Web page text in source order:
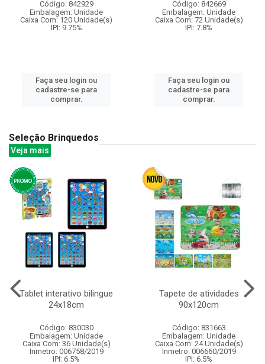
Código: 842929
Embalagem: Unidade
Caixa Com: 120 Unidade(s)
IPI: 9.75%
Faça seu login ou
cadastre-se para
comprar.
Código: 842669
Embalagem: Unidade
Caixa Com: 72 Unidade(s)
IPI: 7.8%
Faça seu login ou
cadastre-se para
comprar.
Seleção Brinquedos
Veja mais
Tablet interativo bilingue
24x18cm
Código: 830030
Embalagem: Unidade
Caixa Com: 36 Unidade(s)
Inmetro: 006758/2019
IPI: 6.5%
Tapete de atividades
90x120cm
Código: 831663
Embalagem: Unidade
Caixa Com: 24 Unidade(s)
Inmetro: 006660/2019
IPI: 6.5%